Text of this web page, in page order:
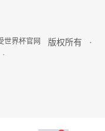
世界杯官网 版权所有 ·